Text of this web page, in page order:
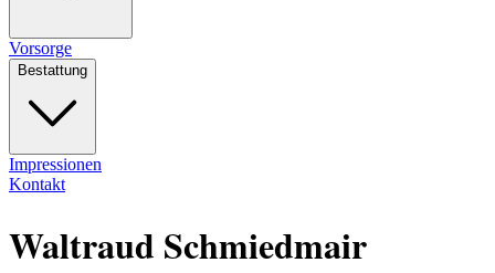
Vorsorge
Bestattung
Impressionen
Kontakt
Waltraud Schmiedmair